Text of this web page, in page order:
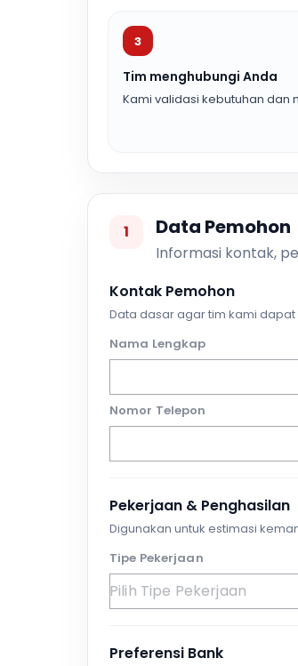
3
Tim menghubungi Anda
Kami validasi kebutuhan dan
1 Data Pemohon
Informasi kontak,
Kontak Pemohon
Data dasar agar tim kami
Nama Lengkap
Nomor Telepon
Pekerjaan & Penghasilan
Digunakan untuk estimasi
Tipe Pekerjaan
Preferensi Bank